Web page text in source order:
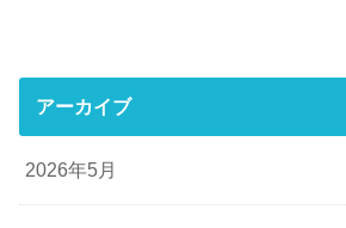
アーカイブ
2026年5月